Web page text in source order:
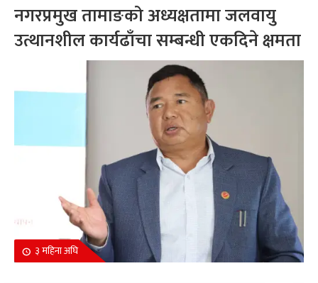
नगरप्रमुख तामाङको अध्यक्षतामा जलवायु
उत्थानशील कार्यढाँचा सम्बन्धी एकदिने क्षमता
अभिवृद्धि कार्यक्रम सम्पन्न
३ महिना अघि